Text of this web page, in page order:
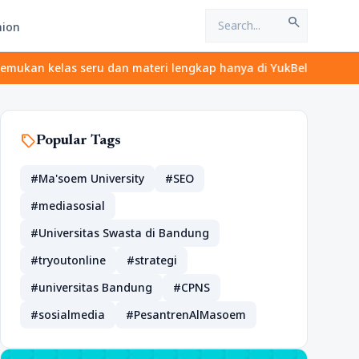
search
seru dan materi lengkap hanya di YukBelajar.com.
sellPopular Tags
#Ma'soem University
#SEO
#mediasosial
#Universitas Swasta di Bandung
#tryoutonline
#strategi
#universitas Bandung
#CPNS
#sosialmedia
#PesantrenAlMasoem